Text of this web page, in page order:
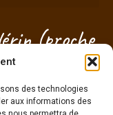
des technologies
aux informations des
(proche
-